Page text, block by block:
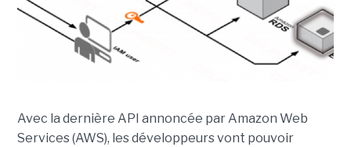
Avec la dernière API annoncée par Amazon Web
Services (AWS), les développeurs vont pouvoir